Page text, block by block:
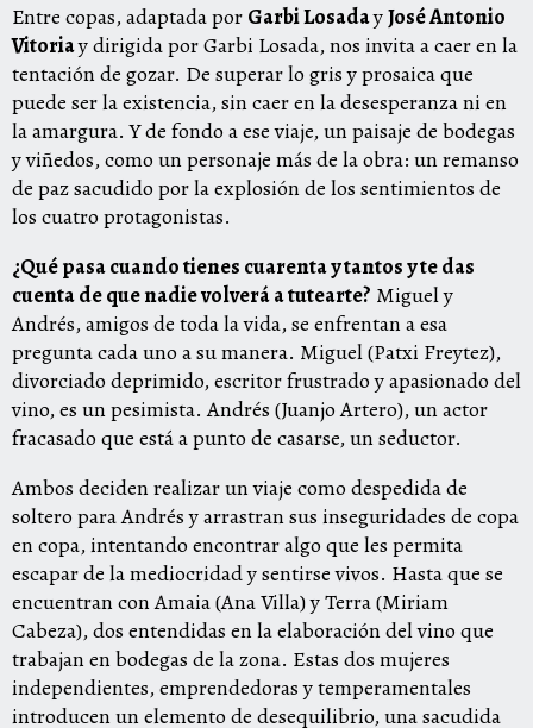
Entre copas, adaptada por Garbi LosadayJosé Antonio
Vitoriay dirigida por Garbi Losada, nos invita a caer en la
tentación de gozar. De superar lo gris y prosaica que
puede ser la existencia, sin caer en la desesperanza ni en
la amargura. Y de fondo a ese viaje, un paisaje de bodegas
y viñedos, como un personaje más de la obra: un remanso
de paz sacudido por la explosión de los sentimientos de
los cuatro protagonistas.
¿Qué pasa cuando tienes cuarenta y tantos y te das
cuenta de que nadie volverá a tutearte? Miguel y
Andrés, amigos de toda la vida, se enfrentan a esa
pregunta cada uno a su manera. Miguel (Patxi Freytez),
divorciado deprimido, escritor frustrado y apasionado del
vino, es un pesimista. Andrés (Juanjo Artero), un actor
fracasado que está a punto de casarse, un seductor.
Ambos deciden realizar un viaje como despedida de
soltero para Andrés y arrastran sus inseguridades de copa
en copa, intentando encontrar algo que les permita
escapar de la mediocridad y sentirse vivos. Hasta que se
encuentran con Amaia (Ana Villa) y Terra (Miriam
Cabeza), dos entendidas en la elaboración del vino que
trabajan en bodegas de la zona. Estas dos mujeres
independientes, emprendedoras y temperamentales
introducen un elemento de desequilibrio, una sacudida